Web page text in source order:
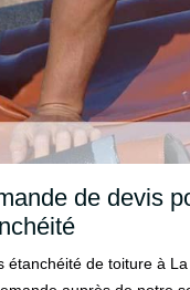
de devis
étanchéité de toiture à